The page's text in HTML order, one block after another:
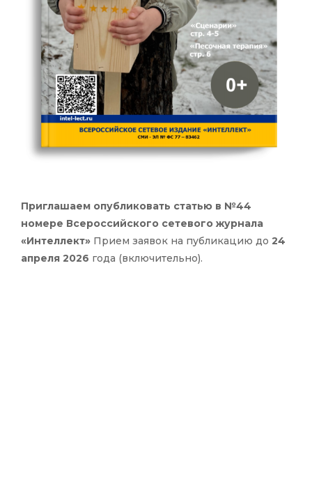
Приглашаем опубликовать статью в №44
номере Всероссийского сетевого журнала
«Интеллект» Прием заявок на публикацию до 24
апреля 2026 года (включительно).